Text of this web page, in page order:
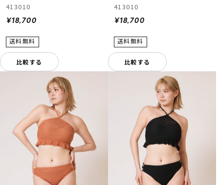
413010
¥18,700
比較する
413010
¥18,700
比較する